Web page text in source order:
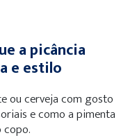
a picância
e estilo
ou cerveja com gosto
e como a pimenta